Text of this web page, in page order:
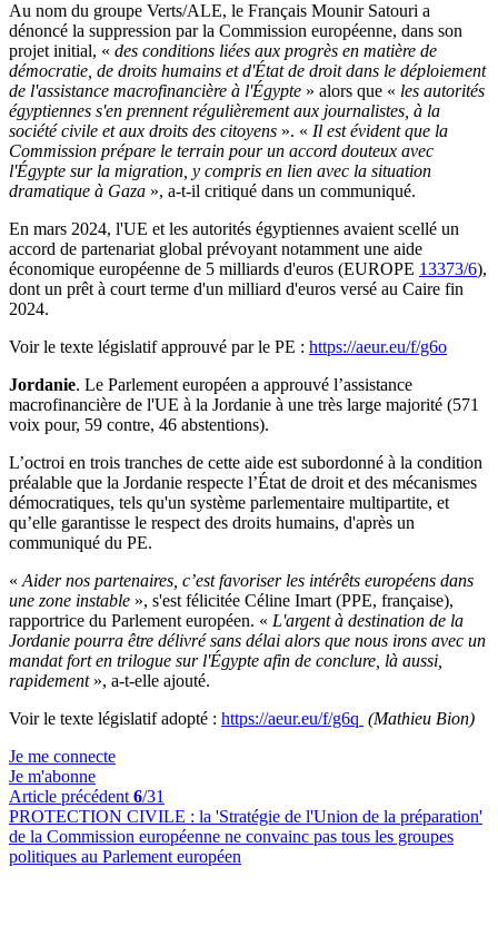
Au nom du groupe Verts/ALE, le Français Mounir Satouri a
dénoncé la suppression par la Commission européenne, dans son
projet initial, « des conditions liées aux progrès en matière de
démocratie, de droits humains et d'État de droit dans le déploiement
de l'assistance macrofinancière à l'Égypte » alors que « les autorités
égyptiennes s'en prennent régulièrement aux journalistes, à la
société civile et aux droits des citoyens ». « Il est évident que la
Commission prépare le terrain pour un accord douteux avec
l'Égypte sur la migration, y compris en lien avec la situation
dramatique à Gaza », a-t-il critiqué dans un communiqué.
En mars 2024, l'UE et les autorités égyptiennes avaient scellé un
accord de partenariat global prévoyant notamment une aide
économique européenne de 5 milliards d'euros (EUROPE 13373/6),
dont un prêt à court terme d'un milliard d'euros versé au Caire fin
2024.
Voir le texte législatif approuvé par le PE : https://aeur.eu/f/g6o
Jordanie. Le Parlement européen a approuvé l’assistance
macrofinancière de l'UE à la Jordanie à une très large majorité (571
voix pour, 59 contre, 46 abstentions).
L’octroi en trois tranches de cette aide est subordonné à la condition
préalable que la Jordanie respecte l’État de droit et des mécanismes
démocratiques, tels qu'un système parlementaire multipartite, et
qu’elle garantisse le respect des droits humains, d'après un
communiqué du PE.
« Aider nos partenaires, c’est favoriser les intérêts européens dans
une zone instable », s'est félicitée Céline Imart (PPE, française),
rapportrice du Parlement européen. « L'argent à destination de la
Jordanie pourra être délivré sans délai alors que nous irons avec un
mandat fort en trilogue sur l'Égypte afin de conclure, là aussi,
rapidement », a-t-elle ajouté.
Voir le texte législatif adopté : https://aeur.eu/f/g6q (Mathieu Bion)
Je me connecte
Je m'abonne
Article précédent 6/31
PROTECTION CIVILE : la 'Stratégie de l'Union de la préparation'
de la Commission européenne ne convainc pas tous les groupes
politiques au Parlement européen